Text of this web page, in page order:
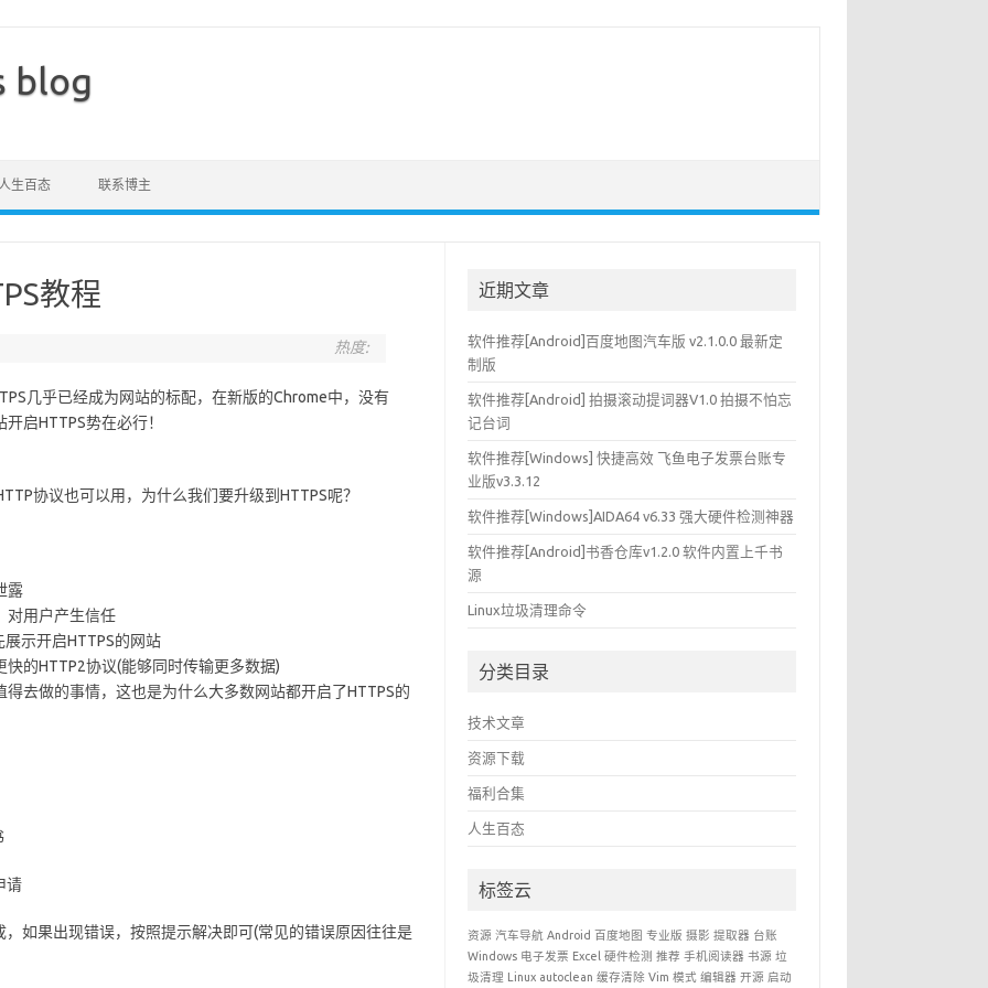
blog
生百态 联系博主
教程
热度:
几乎已经成为网站的标配，在新版的Chrome中，没有
启HTTPS势在必行！
协议也可以用，为什么我们要升级到HTTPS呢？
露
对用户产生信任
示开启HTTPS的网站
的HTTP2协议(能够同时传输更多数据)
去做的事情，这也是为什么大多数网站都开启了HTTPS的
请
如果出现错误，按照提示解决即可(常见的错误原因往往是
近期文章
软件推荐[Android]百度地图汽车版 v2.1.0.0 最新定
制版
软件推荐[Android] 拍摄滚动提词器V1.0 拍摄不怕忘
记台词
软件推荐[Windows] 快捷高效 飞鱼电子发票台账专
业版v3.3.12
软件推荐[Windows]AIDA64 v6.33 强大硬件检测神器
软件推荐[Android]书香仓库v1.2.0 软件内置上千书
源
Linux垃圾清理命令
分类目录
技术文章
资源下载
福利合集
人生百态
标签云
资源 汽车导航 Android 百度地图 专业版 摄影 提取器 台账
Windows 电子发票 Excel 硬件检测 推荐 手机阅读器 书源 垃
圾清理 Linux autoclean 缓存清除 Vim 模式 编辑器 开源 启动